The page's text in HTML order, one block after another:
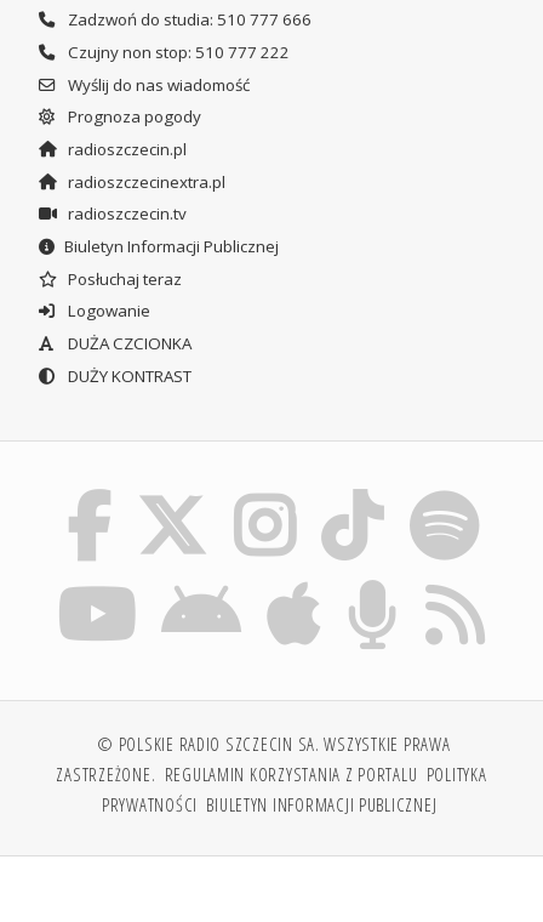
Zadzwoń do studia: 510 777 666
Czujny non stop: 510 777 222
Wyślij do nas wiadomość
Prognoza pogody
radioszczecin.pl
radioszczecinextra.pl
radioszczecin.tv
Biuletyn Informacji Publicznej
Posłuchaj teraz
Logowanie
DUŻA CZCIONKA
DUŻY KONTRAST
© POLSKIE RADIO SZCZECIN SA. WSZYSTKIE PRAWA
ZASTRZEŻONE. REGULAMIN KORZYSTANIA Z PORTALU POLITYKA
PRYWATNOŚCI BIULETYN INFORMACJI PUBLICZNEJ